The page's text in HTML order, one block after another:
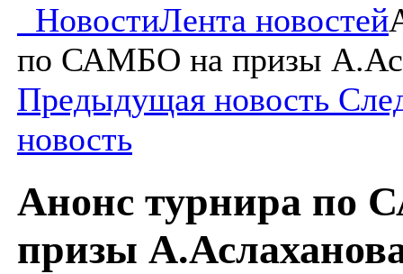
НовостиЛента новостей
по САМБО на призы
Предыдущая новость
новость
Анонс турнира по
призы